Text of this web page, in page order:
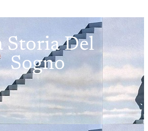
Storia Del
Sogno